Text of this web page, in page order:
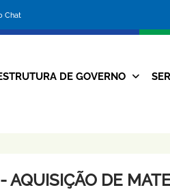
Chat
da
Prefeitura
DE GOVERNO
AQUISIÇÃO DE